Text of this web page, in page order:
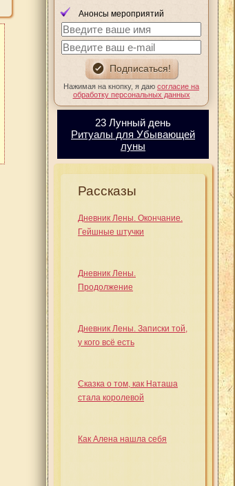
Анонсы мероприятий
Нажимая на кнопку, я даю согласие на
обработку персональных данных
23 Лунный день
Ритуалы для Убывающей
луны
Рассказы
Дневник Лены. Окончание.
Гейшные штучки
Дневник Лены.
Продолжение
Дневник Лены. Записки той,
у кого всё есть
Сказка о том, как Наташа
стала королевой
Как Алена нашла себя